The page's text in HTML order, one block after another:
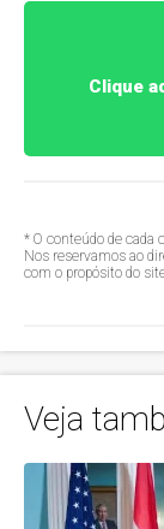
Clique
* O conteúdo de cada
Nos reservamos ao
com o propósito do
Veja